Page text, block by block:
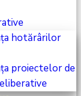
hotărârilor
proiectelor de